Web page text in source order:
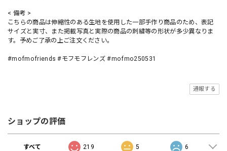
< 備考 >
こちらの商品は伸縮性のある生地を使用した一部手作り商品のため、表記
サイズと実寸、また掲載写真と実際の商品の刺繍等の形状が多少異なりま
す。予めご了承の上ご注文ください。
#mofmofriends #モフモフレンズ #mofmo250531
通報する
ショップの評価
すべて 219 5 6